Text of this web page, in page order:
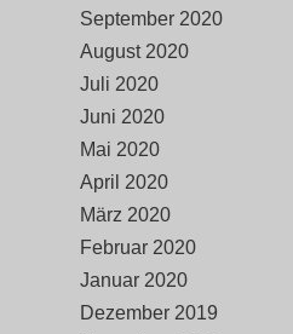
September 2020
August 2020
Juli 2020
Juni 2020
Mai 2020
April 2020
März 2020
Februar 2020
Januar 2020
Dezember 2019